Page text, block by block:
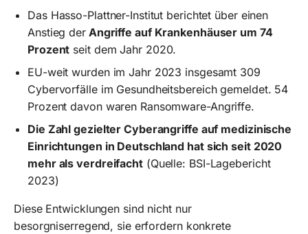
Das Hasso-Plattner-Institut berichtet über einen
Anstieg derAngriffe auf Krankenhäuser um 74
Prozent seit dem Jahr 2020.
EU-weit wurden im Jahr 2023 insgesamt 309
Cybervorfälle im Gesundheitsbereich gemeldet. 54
Prozent davon waren Ransomware-Angriffe.
Die Zahl gezielter Cyberangriffe auf medizinische
Einrichtungen in Deutschland hat sich seit 2020
mehr als verdreifacht(Quelle: BSI-Lagebericht
2023)
Diese Entwicklungen sind nicht nur
besorgniserregend, sie erfordern konkrete